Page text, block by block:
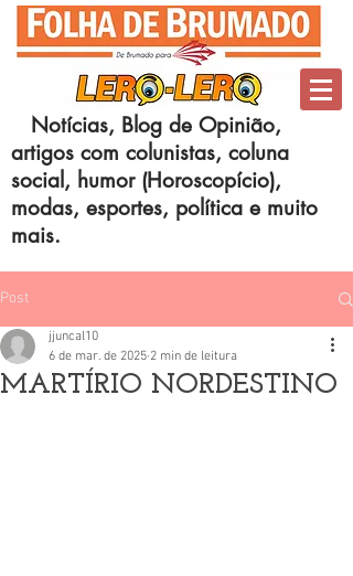
Notícias, Blog de Opinião,
artigos com colunistas, coluna
social, humor (Horoscopício),
modas, esportes, política e muito
mais.
Post
MARTÍRIO NORDESTINO
jjuncal10
6 de mar. de 2025 2 min de leitura